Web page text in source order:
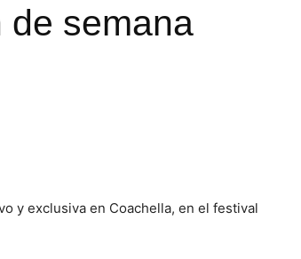
de semana
y exclusiva en Coachella, en el festival